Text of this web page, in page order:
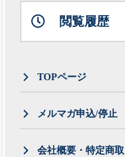
閲覧履歴
TOPページ
メルマガ申込/停止
会社概要・特定商